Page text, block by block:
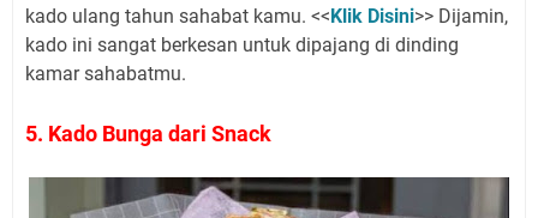
kado ulang tahun sahabat kamu. <<Klik Disini>> Dijamin,
kado ini sangat berkesan untuk dipajang di dinding
kamar sahabatmu.
5. Kado Bunga dari Snack